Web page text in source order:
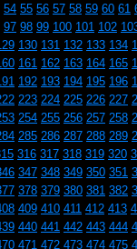
54 55 56 57 58 59 60 61
97 98 99 100 101 102
130 131 132 133 134
161 162 163 164 165
192 193 194 195 196
223 224 225 226 227
254 255 256 257 258
285 286 287 288 289
316 317 318 319 320
347 348 349 350 351
378 379 380 381 382
409 410 411 412 413
440 441 442 443 444
471 472 473 474 475